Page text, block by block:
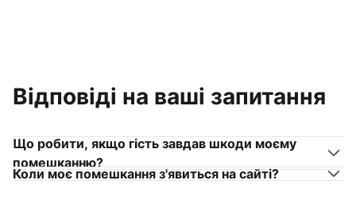
Відповіді на ваші запитання
Що робити, якщо гість завдав шкоди моєму
помешканню?
Коли моє помешкання з'явиться на сайті?